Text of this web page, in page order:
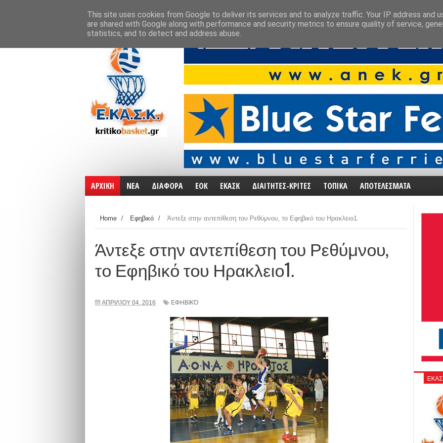
ΑΡΧΙΚΗ ΝΕΑ ΔΙΑΦΟΡΑ ΕΟΚ ΕΚΑΣΚ ΔΙΑΙΤΗΤΕΣ-ΚΡΙΤΕΣ ΤΟΠΙΚΑ ΑΠΟΤΕΛΕΣΜΑΤΑ
Home / Εφηβικό / Άντεξε στην αντεπίθεση του Ρεθύμνου, το Εφηβικό του Ηρακλειο1.
Άντεξε στην αντεπίθεση του Ρεθύμνου,
το Εφηβικό του Ηρακλειο1.
ΑΠΡΙΛΊΟΥ 04, 2016 ΕΦΗΒΙΚΌ
This site uses cookies from Google to deliver its services and to analyze traffic. Your IP address and
are shared with Google along with performance and security metrics to ensure quality of service,
statistics, and to detect and address abuse.